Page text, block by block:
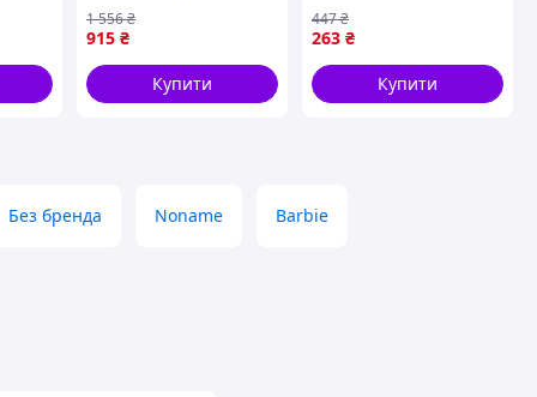
DOLONI MK-15878
915 ₴
1 556₴
Купити
GR-12345
263 ₴
447₴
Купити
Без бренда Noname Barbie